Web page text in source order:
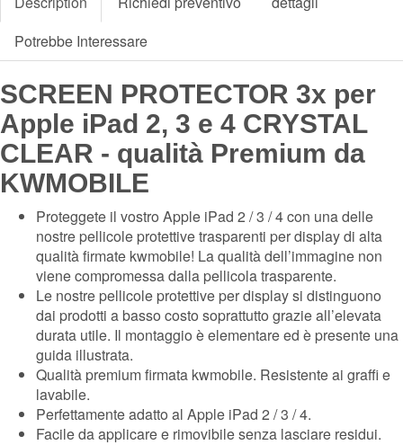
Potrebbe Interessare
SCREEN PROTECTOR 3x per
Apple iPad 2, 3 e 4 CRYSTAL
CLEAR - qualità Premium da
KWMOBILE
Proteggete il vostro Apple iPad 2 / 3 / 4 con una delle
nostre pellicole protettive trasparenti per display di alta
qualità firmate kwmobile! La qualità dell’immagine non
viene compromessa dalla pellicola trasparente.
Le nostre pellicole protettive per display si distinguono
dai prodotti a basso costo soprattutto grazie all’elevata
durata utile. Il montaggio è elementare ed è presente una
guida illustrata.
Qualità premium firmata kwmobile. Resistente ai graffi e
lavabile.
Perfettamente adatto al Apple iPad 2 / 3 / 4.
Facile da applicare e rimovibile senza lasciare residui.